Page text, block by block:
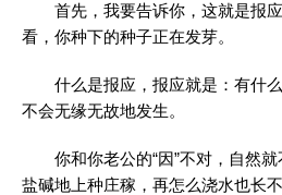
首先，我要告诉你，这就是报
看，你种下的种子正在发芽。
什么是报应，报应就是：有什
不会无缘无故地发生。
你和你老公的“因”不对，自然
盐碱地上种庄稼，再怎么浇水也长不